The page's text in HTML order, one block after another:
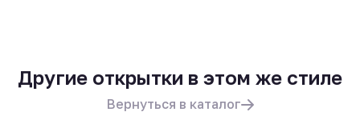
Другие открытки в этом же стиле
Вернуться в каталог